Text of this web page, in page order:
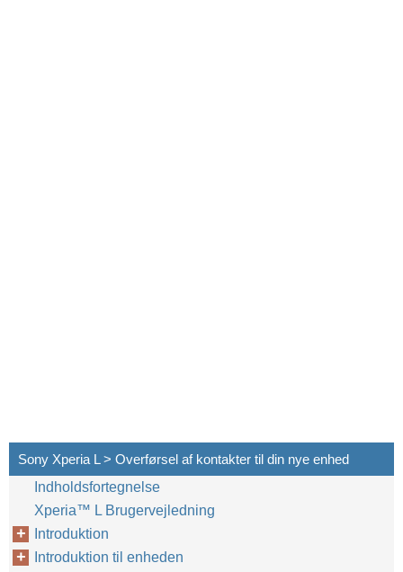
Sony Xperia L > Overførsel af kontakter til din nye enhed
Indholdsfortegnelse
Xperia™‎ L Brugervejledning
Introduktion
Introduktion til enheden